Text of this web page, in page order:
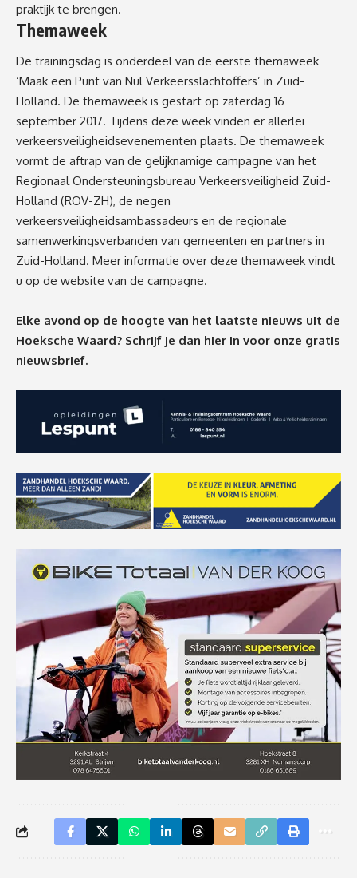
praktijk te brengen.
Themaweek
De trainingsdag is onderdeel van de eerste themaweek
‘Maak een Punt van Nul Verkeersslachtoffers’ in Zuid-
Holland. De themaweek is gestart op zaterdag 16
september 2017. Tijdens deze week vinden er allerlei
verkeersveiligheidsevenementen plaats. De themaweek
vormt de aftrap van de gelijknamige campagne van het
Regionaal Ondersteuningsbureau Verkeersveiligheid Zuid-
Holland (ROV-ZH), de negen
verkeersveiligheidsambassadeurs en de regionale
samenwerkingsverbanden van gemeenten en partners in
Zuid-Holland. Meer informatie over deze themaweek vindt
u op de website van de campagne.
Elke avond op de hoogte van het laatste nieuws uit de
Hoeksche Waard? Schrijf je dan hier in voor onze gratis
nieuwsbrief.